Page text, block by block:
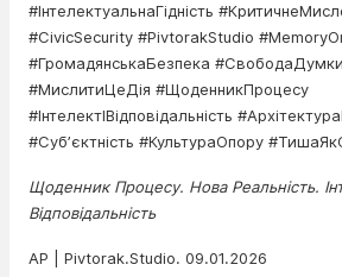
#ІнтелектуальнаГідність
#CivicSecurity #PivtorakStudio
#ГромадянськаБезпека
#МислитиЦеДія #ЩоденникПроцесу
#ІнтелектІВідповідальність
#Субʼєктність #КультураОпору
Щоденник Процесу. Нова Реальність.
Відповідальність
AP | Pivtorak.Studio. 09.01.2026